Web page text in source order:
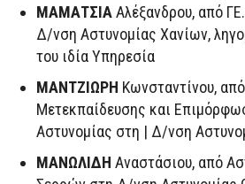
ΜΑΜΑΤΣΙΑΑλέξανδρου, από
Δ/νση Αστυνομίας Χανίων,
του ιδία Υπηρεσία
ΜΑΝΤΖΙΩΡΗ Κωνσταντίνου,
Μετεκπαίδευσης και
Αστυνομίας στη | Δ/νση
ΜΑΝΩΛΙΔΗ Αναστάσιου, από